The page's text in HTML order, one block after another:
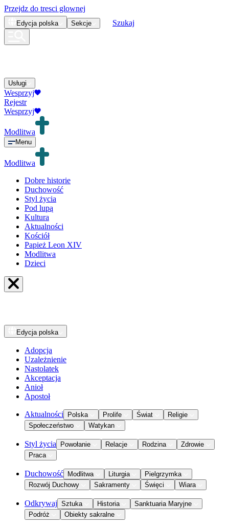
Przejdz do tresci glownej
Edycja polska Sekcje Szukaj
Usługi
Wesprzyj
Rejestr
Wesprzyj
Modlitwa
Menu
Modlitwa
Dobre historie
Duchowość
Styl życia
Pod lupą
Kultura
Aktualności
Kościół
Papież Leon XIV
Modlitwa
Dzieci
Edycja polska
Adopcja
Uzależnienie
Nastolatek
Akceptacja
Anioł
Apostoł
Aktualności Polska Prolife Świat
Religie
Społeczeństwo
Watykan
Styl życia Powołanie Relacje Rodzina
Zdrowie
Praca
Duchowość Modlitwa Liturgia
Pielgrzymka
Rozwój Duchowy
Sakramenty Święci Wiara
Odkrywaj Sztuka Historia
Sanktuaria Maryjne
Podróż
Obiekty sakralne